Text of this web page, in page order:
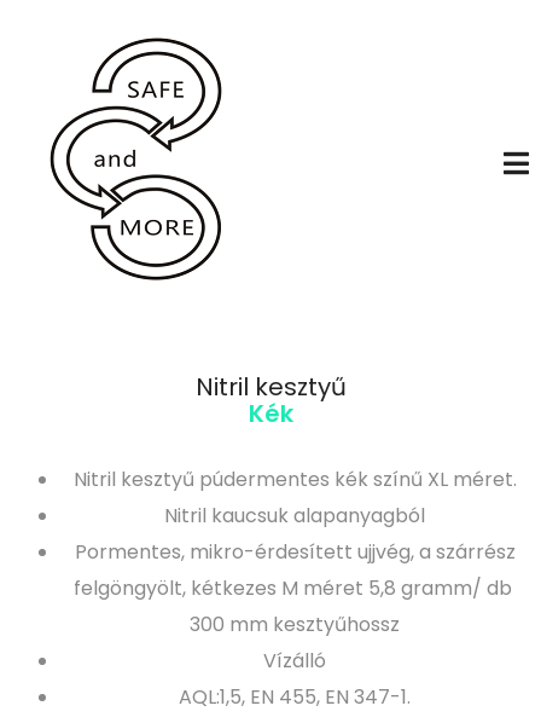
Nitril kesztyű
Kék
Nitril kesztyű púdermentes kék színű XL méret.
Nitril kaucsuk alapanyagból
Pormentes, mikro-érdesített ujjvég, a szárrész
felgöngyölt, kétkezes M méret 5,8 gramm/ db
300 mm kesztyűhossz
Vízálló
AQL:1,5, EN 455, EN 347-1.